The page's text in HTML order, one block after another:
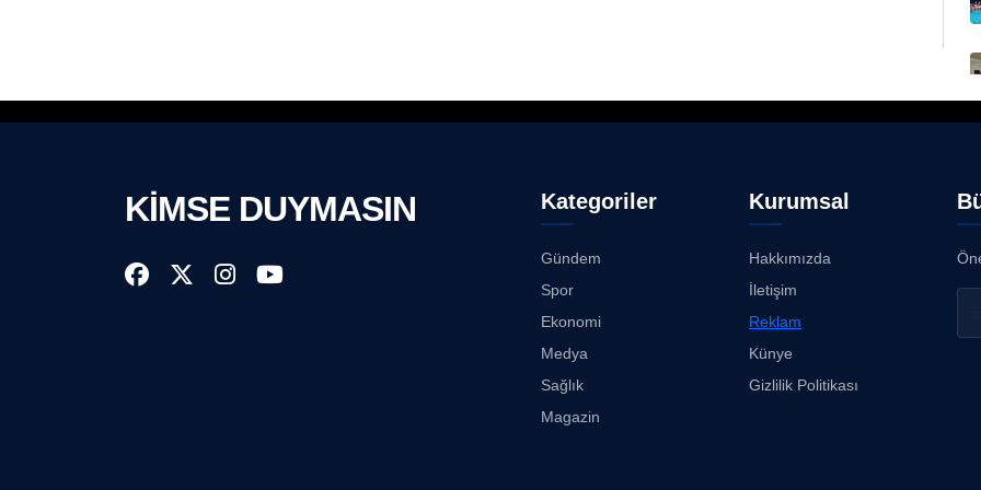
KİMSE DUYMASIN Kategoriler
Gündem
Spor
Ekonomi
Medya
Sağlık
Magazin
Kurumsal
Hakkımızda
İletişim
Reklam
Künye
Gizlilik Politikası